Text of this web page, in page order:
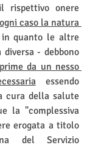
rispettivo onere
caso la natura
quanto le altre
- debbono
da un nesso
essendo
cura della salute
la "complessiva
erogata a titolo
del Servizio